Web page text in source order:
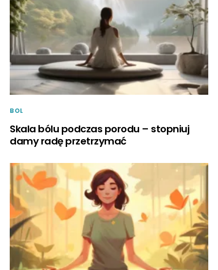
BOL
Skala bólu podczas porodu – stopniuj
damy radę przetrzymać